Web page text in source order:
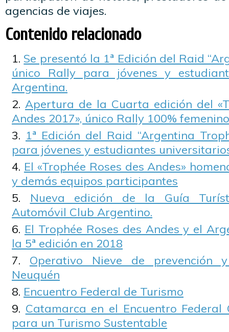
agencias de viajes.
Contenido relacionado
Se presentó la 1ª Edición del Raid
único Rally para jóvenes y
Argentina.
Apertura de la Cuarta edición del
Andes 2017», único Rally 100% femenino
1ª Edición del Raid “Argentina
para jóvenes y estudiantes
El «Trophée Roses des Andes»
y demás equipos participantes
Nueva edición de la Guía
Automóvil Club Argentino.
El Trophée Roses des Andes y el
la 5ª edición en 2018
Operativo Nieve de prevención
Neuquén
Encuentro Federal de Turismo
Catamarca en el Encuentro
para un Turismo Sustentable